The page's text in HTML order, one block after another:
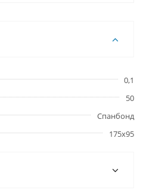
0,1
50
Спанбонд
175x95